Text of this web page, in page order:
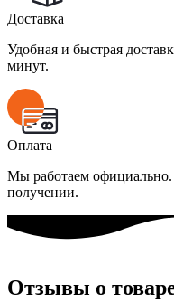
Доставка
Удобная и быстрая
минут.
Оплата
Мы работаем
получении.
Отзывы о